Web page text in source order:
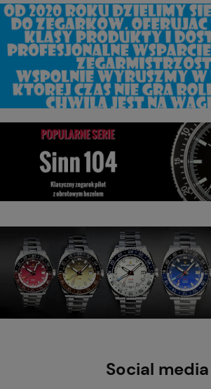
Social media